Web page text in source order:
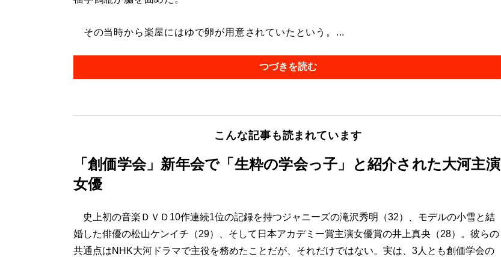
その当時から楽屋にはゆで卵が用意されていたという。...
つづきを読む
こんな記事も読まれています
「創価学会」新年会で「生粋の学会っ子」と紹介された大河主演
女優
史上初の音楽ＤＶＤ10作連続1位の記録を持つジャニーズの滝沢秀明（32）、モデルの小雪と結
婚した俳優の松山ケンイチ（29）、そして日本アカデミー賞主演女優賞の井上真央（28）。彼らの
共通点はNHK大河ドラマで主役を務めたことだが、それだけではない。実は、3人とも創価学会の